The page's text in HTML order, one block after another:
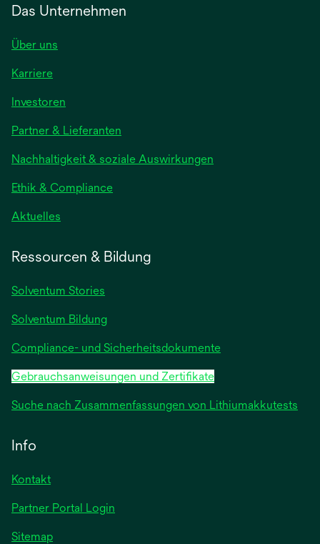
Das Unternehmen
Über uns
Karriere
Investoren
einer
neuen
Registerkarte
geöffnet
Partner & Lieferanten
Nachhaltigkeit & soziale Auswirkungen
Ethik & Compliance
Aktuelles
Registerkarte
Ressourcen & Bildung
Solventum Stories
Solventum Bildung
Compliance- und Sicherheitsdokumente
Gebrauchsanweisungen und Zertifikate
Suche nach Zusammenfassungen von Lithiumakkutests
Info
Kontakt
Partner Portal Login
Sitemap